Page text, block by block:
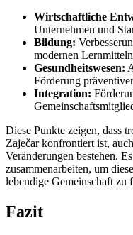
Wirtschaftliche
Unternehmen und
Bildung:
modernen
Gesundheitswesen:
Förderung
Integration:
Diese Punkte zeigen, dass
Zaječar konfrontiert ist,
Veränderungen bestehen.
zusammenarbeiten, um
lebendige Gemeinschaft zu
Fazit